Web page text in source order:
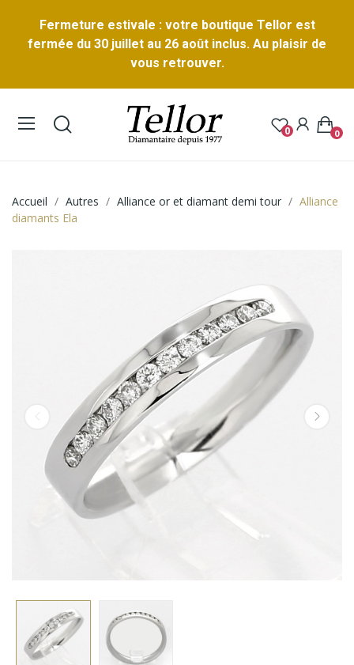
Fermeture estivale : votre boutique Tellor est
fermée du 30 juillet au 26 août inclus. Au plaisir de
vous retrouver.
0 0
Accueil Autres Alliance or et diamant demi tour
Alliance
diamants Ela